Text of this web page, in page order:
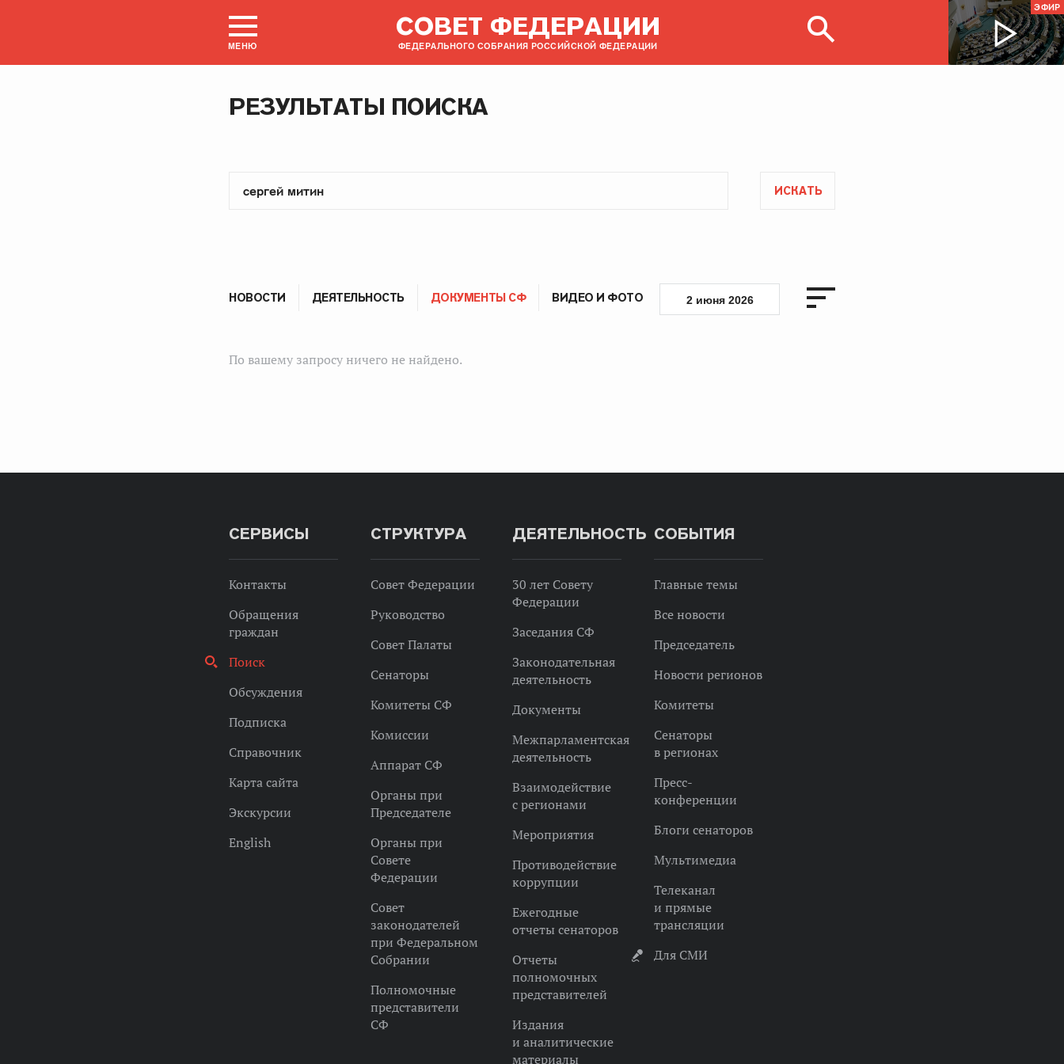
МЕНЮ
СОВЕТ ФЕДЕРАЦИИ
ФЕДЕРАЛЬНОГО СОБРАНИЯ РОССИЙСКОЙ ФЕДЕРАЦИИ
ЭФИР
РЕЗУЛЬТАТЫ ПОИСКА
ИСКАТЬ
НОВОСТИ ДЕЯТЕЛЬНОСТЬ ДОКУМЕНТЫ СФ ВИДЕО И ФОТО 2 июня 2026
По вашему запросу ничего не найдено.
СЕРВИСЫ
Контакты
Обращения
граждан
Поиск
Обсуждения
Подписка
Справочник
Карта сайта
Экскурсии
English
СТРУКТУРА
Совет Федерации
Руководство
Совет Палаты
Сенаторы
Комитеты СФ
Комиссии
Аппарат СФ
Органы при
Председателе
Органы при
Совете
Федерации
Совет
законодателей
при Федеральном
Собрании
Полномочные
представители
СФ
ДЕЯТЕЛЬНОСТЬ
30 лет Совету
Федерации
Заседания СФ
Законодательная
деятельность
Документы
Межпарламентская
деятельность
Взаимодействие
с регионами
Мероприятия
Противодействие
коррупции
Ежегодные
отчеты сенаторов
Отчеты
полномочных
представителей
Издания
и аналитические
материалы
СОБЫТИЯ
Главные темы
Все новости
Председатель
Новости регионов
Комитеты
Сенаторы
в регионах
Пресс-
конференции
Блоги сенаторов
Мультимедиа
Телеканал
и прямые
трансляции
Для СМИ